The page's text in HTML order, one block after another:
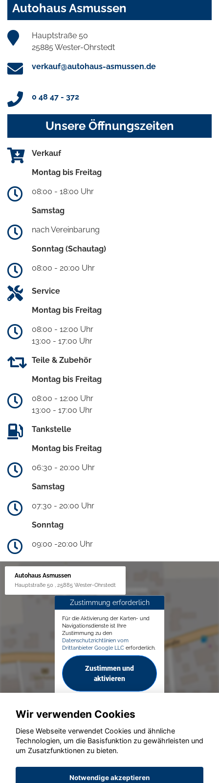
Autohaus Asmussen
Hauptstraße 50
25885 Wester-Ohrstedt
verkauf@autohaus-asmussen.de
0 48 47 - 372
Unsere Öffnungszeiten
Verkauf
Montag bis Freitag
08:00 - 18:00 Uhr
Samstag
nach Vereinbarung
Sonntag (Schautag)
08:00 - 20:00 Uhr
Service
Montag bis Freitag
08:00 - 12:00 Uhr
13:00 - 17:00 Uhr
Teile & Zubehör
Montag bis Freitag
08:00 - 12:00 Uhr
13:00 - 17:00 Uhr
Tankstelle
Montag bis Freitag
06:30 - 20:00 Uhr
Samstag
07:30 - 20:00 Uhr
Sonntag
09:00 -20:00 Uhr
Autohaus Asmussen
Hauptstraße 50 , 25885 Wester-Ohrstedt
Zustimmung erforderlich
Für die Aktivierung der Karten- und
Navigationsdienste ist Ihre
Zustimmung zu den
Datenschutzrichtlinien vom
Drittanbieter Google LLC erforderlich.
Zustimmen und
aktivieren
© konjunkturmotor.de GmbH 2020 - 2026
Wir verwenden Cookies
Diese Webseite verwendet Cookies und ähnliche
Technologien, um die Basisfunktion zu gewährleisten und
um Zusatzfunktionen zu bieten.
Notwendige akzeptieren